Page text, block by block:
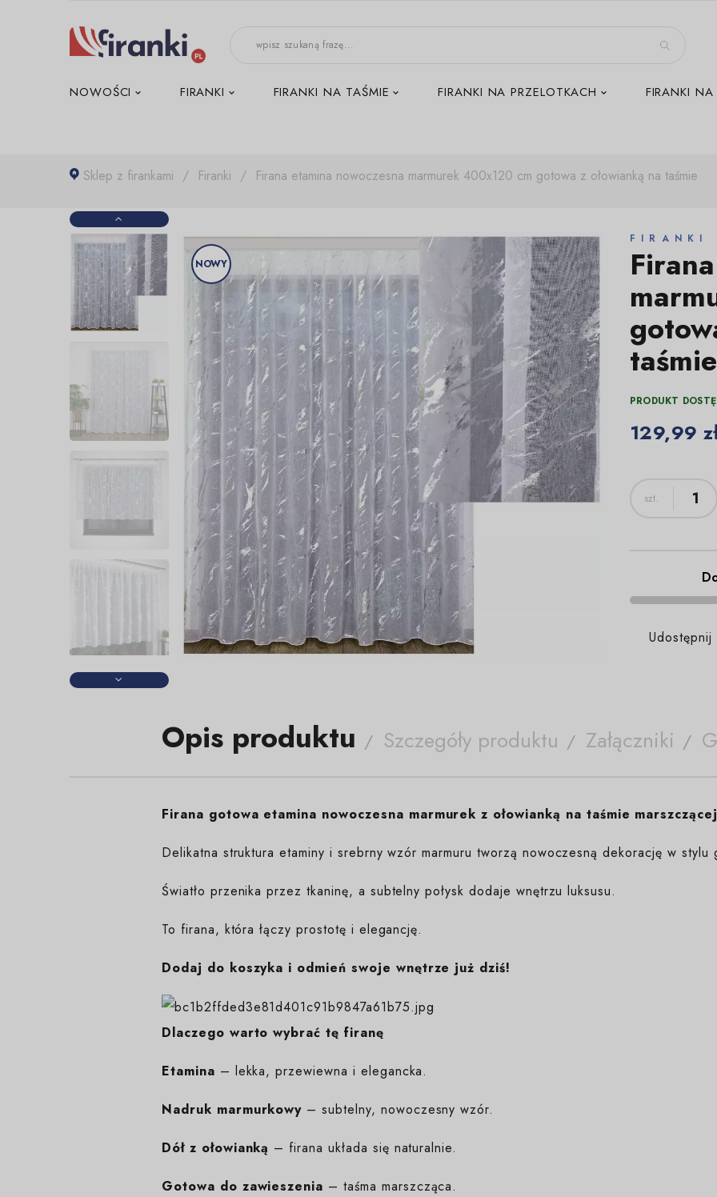
NOWOŚCI FIRANKI FIRANKI NA TAŚMIE FIRANKI NA PRZELOTKACH FIRANKI NA
Sklep z firankami Firanki Firana etamina nowoczesna marmurek 400x120 cm gotowa z ołowianką na taśmie
NOWY
FIRANKI
taśmie
PRODUKT
129,99
Udostępnij
Opis produktu Szczegóły produktu Załączniki
Firana gotowa etamina nowoczesna marmurek z ołowianką na taśmie
Delikatna struktura etaminy i srebrny wzór marmuru tworzą nowoczesną dekorację w stylu
Światło przenika przez tkaninę, a subtelny połysk dodaje wnętrzu luksusu.
To firana, która łączy prostotę i elegancję.
Dodaj do koszyka i odmień swoje wnętrze już dziś!
Dlaczego warto wybrać tę firanę
Etamina – lekka, przewiewna i elegancka.
Nadruk marmurkowy – subtelny, nowoczesny wzór.
Dół z ołowianką – firana układa się naturalnie.
Gotowa do zawieszenia – taśma marszcząca.